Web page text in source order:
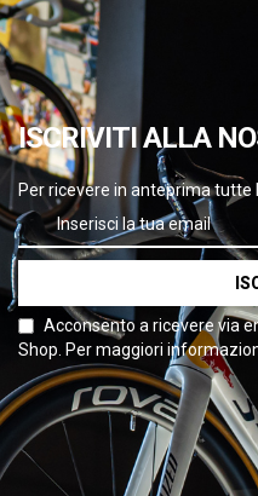
ISCRIVITI ALLA
Per ricevere in anteprima tutte
Acconsento a ricevere via
Shop. Per maggiori